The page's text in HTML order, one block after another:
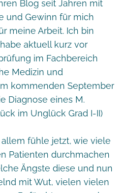
Blog seit Jahren mit
und Gewinn für mich
meine Arbeit. Ich bin
aktuell kurz vor
im Fachbereich
Medizin und
kommenden September
Diagnose eines M.
im Unglück Grad I-II)
fühle jetzt, wie viele
Patienten durchmachen
Ängste diese und nun
mit Wut, vielen vielen